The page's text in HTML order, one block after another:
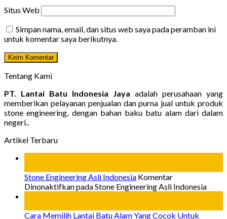
Situs Web
Simpan nama, email, dan situs web saya pada peramban ini
untuk komentar saya berikutnya.
Tentang Kami
PT. Lantai Batu Indonesia Jaya adalah perusahaan yang
memberikan pelayanan penjualan dan purna jual untuk produk
stone engineering, dengan bahan baku batu alam dari dalam
negeri..
Artikel Terbaru
Stone Engineering Asli Indonesia Komentar
Dinonaktifkanpada Stone Engineering Asli Indonesia
Cara Memilih Lantai Batu Alam Yang Cocok Untuk